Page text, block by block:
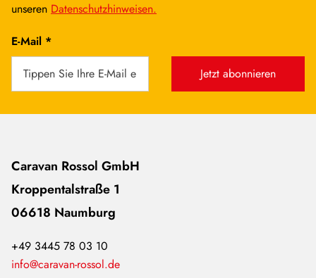
unseren Datenschutzhinweisen.
E-Mail *
Jetzt abonnieren
Caravan Rossol GmbH
Kroppentalstraße 1
06618 Naumburg
+49 3445 78 03 10
info@caravan-rossol.de